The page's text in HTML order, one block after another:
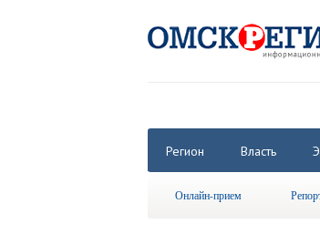
Регион Власть
Онлайн-прием